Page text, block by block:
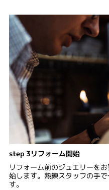
step 3リフォーム開始
リフォーム前のジュエリーを
始します。熟練スタッフの手
す。